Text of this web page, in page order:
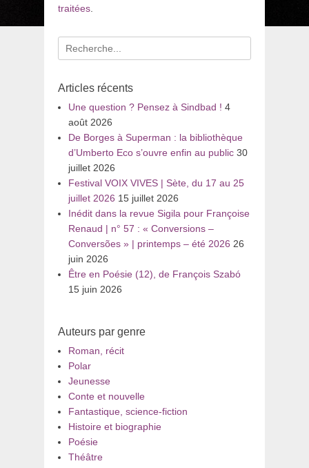
traitées.
Recherche
pour
Articles récents
Une question ? Pensez à Sindbad ! 4
août 2026
De Borges à Superman : la bibliothèque
d’Umberto Eco s’ouvre enfin au public 30
juillet 2026
Festival VOIX VIVES | Sète, du 17 au 25
juillet 2026 15 juillet 2026
Inédit dans la revue Sigila pour Françoise
Renaud | n° 57 : « Conversions –
Conversões » | printemps – été 2026 26
juin 2026
Être en Poésie (12), de François Szabó
15 juin 2026
Auteurs par genre
Roman, récit
Polar
Jeunesse
Conte et nouvelle
Fantastique, science-fiction
Histoire et biographie
Poésie
Théâtre